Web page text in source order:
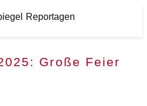
Große Feier